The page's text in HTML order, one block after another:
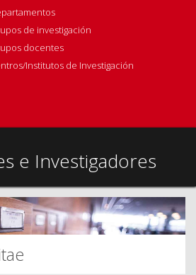
de investigación
docentes
Institutos de Investigación
e Investigadores